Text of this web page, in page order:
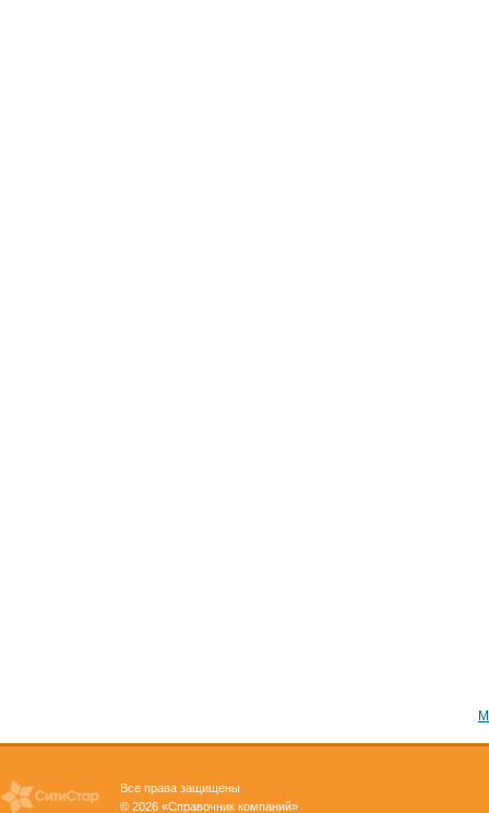
Все права защищены
© 2026 «Справочник компаний»